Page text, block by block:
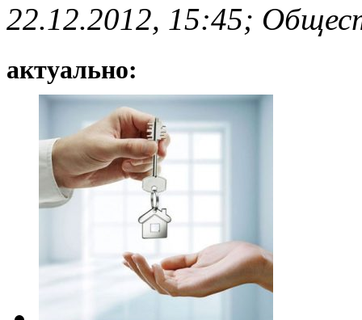
22.12.2012, 15:45;
актуально: